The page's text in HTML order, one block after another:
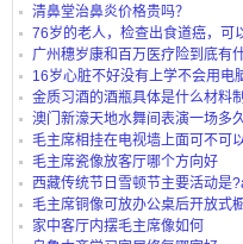
清鼻堂治鼻炎价格贵吗？
76岁的老人，检查出食道癌，可
吗？广州穗岁康和百万医疗险到底有
别？有了穗岁还
16岁心脏不好没有上学不会用电
里可以上什么
金质习酒的酒瓶具体是什么材料
澳门新濠天地水舞间表演一场多
毛主席相挂在电视墙上面可不可
毛主席瓷像放客厅哪个方向好
西藏传统节日雪顿节主要活动是
庄b、藏马c、
毛主席铜像可放办公桌后开放式
家中客厅内摆毛主席像如何